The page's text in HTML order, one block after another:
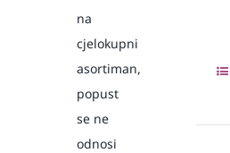
na
cjelokupni
asortiman,
popust
se ne
odnosi